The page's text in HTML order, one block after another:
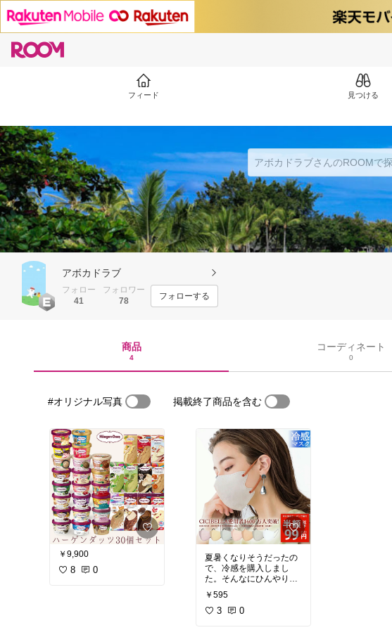
フィード 見つける
アボカドラブ
フォロー
41
フォロワー
78
フォローする
商品
4
コーディネート
0
#オリジナル写真 掲載終了商品を含む
￥9,900
8 0
夏暑くなりそうだったの
で、冷感を購入しまし
た。そんなにひんやり感
は無いですが、暑くも無
いです。
こちらのデザインはいわ
￥595
3 0